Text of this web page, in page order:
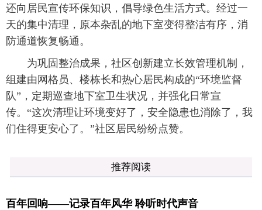
还向居民宣传环保知识，倡导绿色生活方式。经过一
天的集中清理，原本杂乱的地下室变得整洁有序，消
防通道恢复畅通。
为巩固整治成果，社区创新建立长效管理机制，
组建由网格员、楼栋长和热心居民构成的“环境监督
队”，定期巡查地下室卫生状况，并强化日常宣
传。“这次清理让环境变好了，安全隐患也消除了，我
们住得更安心了。”社区居民纷纷点赞。
推荐阅读
百年回响——记录百年风华 聆听时代声音